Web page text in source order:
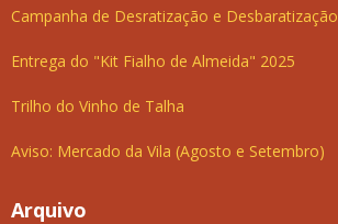
Campanha de Desratização e Desbaratização
Entrega do "Kit Fialho de Almeida" 2025
Trilho do Vinho de Talha
Aviso: Mercado da Vila (Agosto e Setembro)
Arquivo